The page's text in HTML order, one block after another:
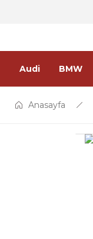
Audi BMW
Anasayfa